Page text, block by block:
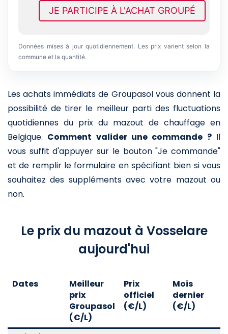
JE PARTICIPE À L'ACHAT GROUPÉ
Données mises à jour quotidiennement. Les prix varient selon la
commune et la quantité.
Les achats immédiats de Groupasol vous donnent la
possibilité de tirer le meilleur parti des fluctuations
quotidiennes du prix du mazout de chauffage en
Belgique. Comment valider une commande ?Il
vous suffit d'appuyer sur le bouton "Je commande"
et de remplir le formulaire en spécifiant bien si vous
souhaitez des suppléments avec votre mazout ou
non.
Le prix du mazout à Vosselare
aujourd'hui
Dates
Meilleur
prix
Groupasol
(€/L)
Prix
officiel
(€/L)
Mois
dernier
(€/L)